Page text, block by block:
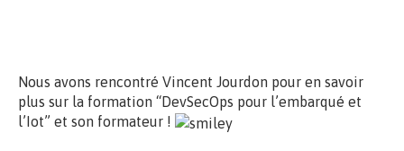
Nous avons rencontré Vincent Jourdon pour en savoir
plus sur la formation “DevSecOps pour l’embarqué et
l’Iot” et son formateur !